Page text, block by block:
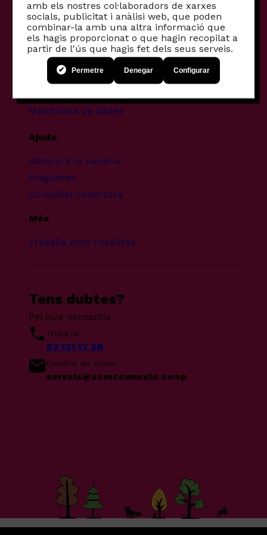
amb els nostres col·laboradors de xarxes
socials, publicitat i anàlisi web, que poden
combinar-la amb una altra informació que
els hagis proporcionat o que hagin recopilat a
partir de l'ús que hagis fet dels seus serveis.
Permetre Denegar Configurar
Fibra comunitària
Mòbils recondicionats
Projectes transformadors
Infància i pantalles
Membrana de dades
Ajuda
Atenció a la usuària
Preguntes
Consultar cobertura
Més
Treballa amb nosaltres
Tens dubtes?
Pel que necessitis
Truca’ns
93 131 17 28
Envia’ns un correu
serveis@somconnexio.coop